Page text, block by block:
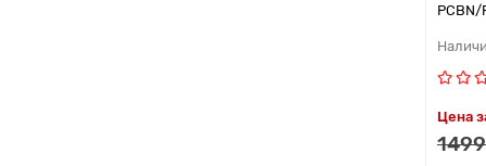
PCBN/
Цена